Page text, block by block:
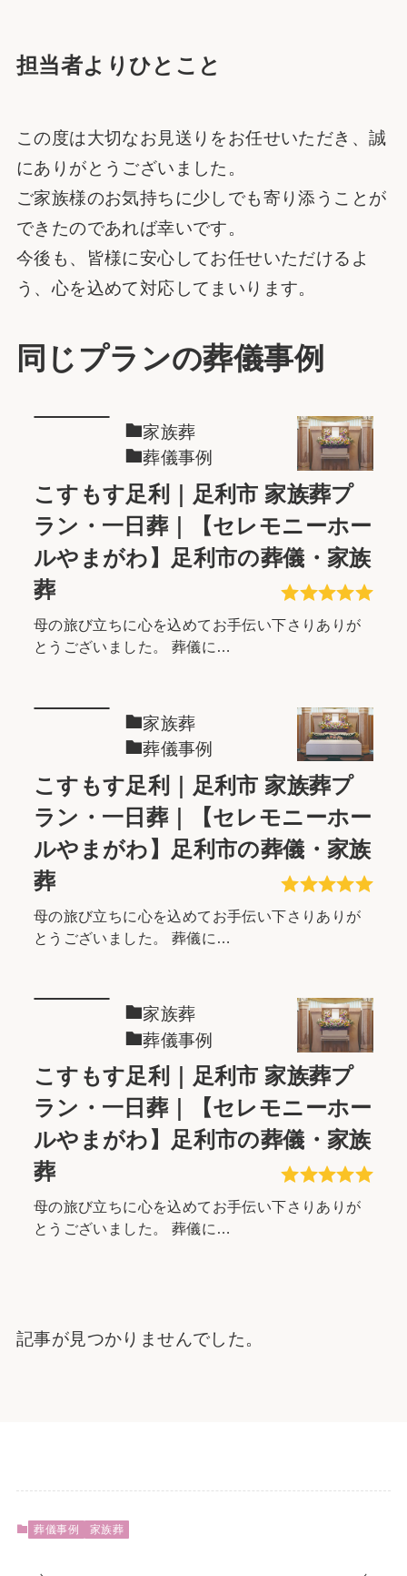
担当者よりひとこと
この度は大切なお見送りをお任せいただき、誠
にありがとうございました。
ご家族様のお気持ちに少しでも寄り添うことが
できたのであれば幸いです。
今後も、皆様に安心してお任せいただけるよ
う、心を込めて対応してまいります。
同じプランの葬儀事例
葬儀事例
家族葬
こすもす足利｜足利市 家族葬プ
ラン・一日葬｜【セレモニーホー
ルやまがわ】足利市の葬儀・家族
葬
母の旅び立ちに心を込めてお手伝い下さりありが
とうございました。 葬儀に…
葬儀事例
家族葬
こすもす足利｜足利市 家族葬プ
ラン・一日葬｜【セレモニーホー
ルやまがわ】足利市の葬儀・家族
葬
母の旅び立ちに心を込めてお手伝い下さりありが
とうございました。 葬儀に…
葬儀事例
家族葬
こすもす足利｜足利市 家族葬プ
ラン・一日葬｜【セレモニーホー
ルやまがわ】足利市の葬儀・家族
葬
母の旅び立ちに心を込めてお手伝い下さりありが
とうございました。 葬儀に…
記事が見つかりませんでした。
葬儀事例 家族葬